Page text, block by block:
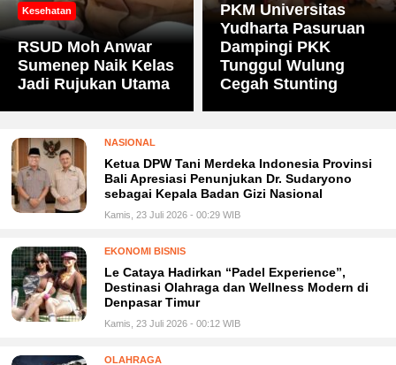
Kesehatan
RSUD Moh Anwar
Sumenep Naik Kelas
Jadi Rujukan Utama
PKM Universitas
Yudharta Pasuruan
Dampingi PKK
Tunggul Wulung
Cegah Stunting
NASIONAL
Ketua DPW Tani Merdeka Indonesia Provinsi
Bali Apresiasi Penunjukan Dr. Sudaryono
sebagai Kepala Badan Gizi Nasional
Kamis, 23 Juli 2026 - 00:29 WIB
EKONOMI BISNIS
Le Cataya Hadirkan “Padel Experience”,
Destinasi Olahraga dan Wellness Modern di
Denpasar Timur
Kamis, 23 Juli 2026 - 00:12 WIB
OLAHRAGA